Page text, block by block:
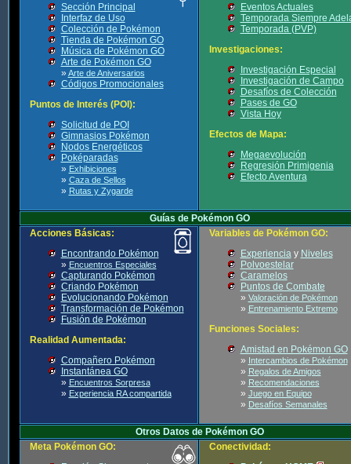
Sección Principal
Interfaz de Uso
Colección de Pokémon
Tienda de Pokémon GO
Música de Pokémon GO
Arte de Pokémon GO
» Arte de Aniversarios
Códigos Promocionales
Puntos de Interés (POI):
Solicitud de POI
Gimnasios Pokémon
Nodos Energéticos
Poképaradas
» Exhibiciones
» Caza de Sellos
» Rutas y Zygarde
Eventos Actuales
Temporada Siempre
Temporada (PVP)
Investigaciones:
Investigación Especial
Investigación de Campo
Desafíos de Colección
Pases de GO
Vista Hoy
Efectos de Mapa:
Megaevolución
Regresión Primigenia
Efecto Aventura
Guías de Pokémon GO
Acciones Básicas:
Encontrando Pokémon
» Encuentros Especiales
Capturando Pokémon
Criando Pokémon
Evolucionando Pokémon
Transformación de Pokémon
Fusión de Pokémon
Realidad Aumentada:
Compañero Pokémon
Instantánea GO
» Encuentros Sorpresa
» Experiencia RA compartida
Variables de Pokémon GO:
Experienciay Niveles
Polvoestelar
Caramelos
Puntos de Combate
» Valoración de Pokémon
» Entrenamiento Extremo
Funciones Sociales:
Amistad en Pokémon GO
» Intercambios de Pokémon
» Regalos de Amigos
» Recomendaciones
» Juego en Equipo
» Desafíos Semanales
Otros Datos de Pokémon GO
Meta Pokémon GO:
Conectividad: